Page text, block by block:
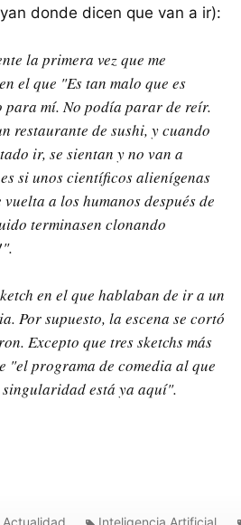
donde dicen que van a ir):
la primera vez que me
el que "Es tan malo que es
para mí. No podía parar de reír.
restaurante de sushi, y cuando
ir, se sientan y no van a
si unos científicos alienígenas
a los humanos después de
terminasen clonando
en el que hablaban de ir a un
Por supuesto, la escena se cortó
Excepto que tres sketchs más
"el programa de comedia al que
está ya aquí".